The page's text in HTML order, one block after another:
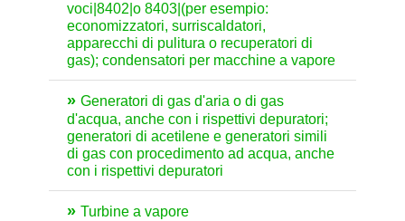
voci|8402|o 8403|(per esempio:
economizzatori, surriscaldatori,
apparecchi di pulitura o recuperatori di
gas); condensatori per macchine a vapore
Generatori di gas d'aria o di gas
d'acqua, anche con i rispettivi depuratori;
generatori di acetilene e generatori simili
di gas con procedimento ad acqua, anche
con i rispettivi depuratori
Turbine a vapore